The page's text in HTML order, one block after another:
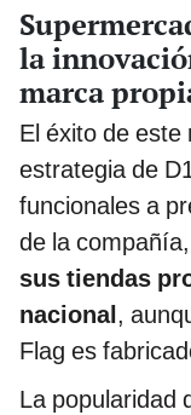
la
marca
El éxito de
estrategia de
funcionales a
de la compañía,
sus tiendas
nacional,
Flag es
La popularidad